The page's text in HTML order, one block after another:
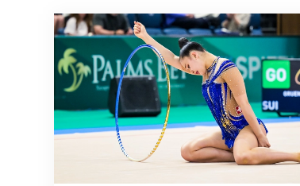
Nächster Halt: Weltmeisterschaft